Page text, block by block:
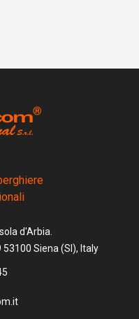
d'Arbia.
Siena (SI), Italy